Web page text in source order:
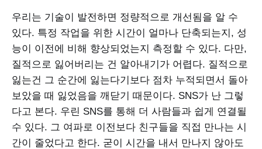
우리는 기술이 발전하면 정량적으로 개선됨을 알 수
있다. 특정 작업을 위한 시간이 얼마나 단축되는지, 성
능이 이전에 비해 향상되었는지 측정할 수 있다. 다만,
질적으로 잃어버리는 건 알아내기가 어렵다. 질적으로
잃는건 그 순간에 잃는다기보다 점차 누적되면서 돌아
보았을 때 잃었음을 깨닫기 때문이다. SNS가 난 그렇
다고 본다. 우린 SNS를 통해 더 사람들과 쉽게 연결될
수 있다. 그 여파로 이전보다 친구들을 직접 만나는 시
간이 줄었다고 한다. 굳이 시간을 내서 만나지 않아도